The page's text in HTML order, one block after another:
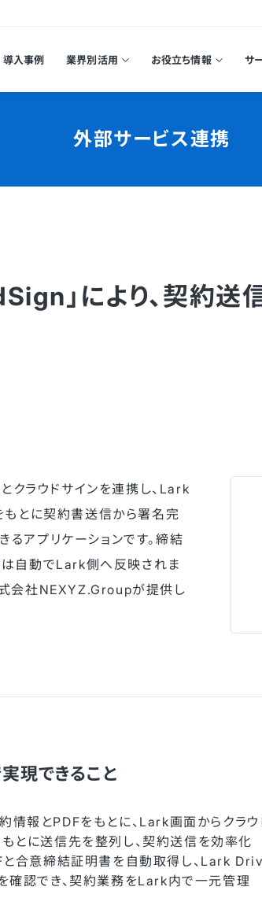
導入事例 業界別活用 お役立ち情報 サ
外部サービス連携
」により、契約
ラウドサインを連携し、Lark
とに契約書送信から署名完
アプリケーションです。締結
自動でLark側へ反映されま
式会社NEXYZ.Groupが提供し
現できること
報とPDFをもとに、Lark画面からクラウ
とに送信先を整列し、契約送信を効率化
合意締結証明書を自動取得し、Lark
確認でき、契約業務をLark内で一元管理